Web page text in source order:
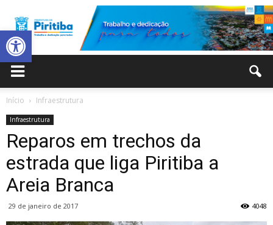
Abrir a barra de ferramentas
Municipal
Início Infraestrutura
Infraestrutura
Reparos em trechos da
estrada que liga Piritiba a
Areia Branca
29 de janeiro de 2017 4048